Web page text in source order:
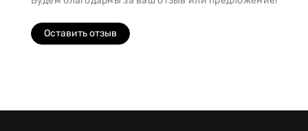
Оставить отзыв